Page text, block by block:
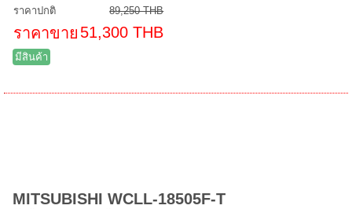
ราคาปกติ 89,250 THB
ราคาขาย 51,300 THB
มีสินค้า
MITSUBISHI WCLL-18505F-T